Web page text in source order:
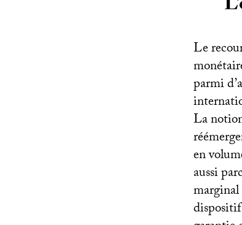
Le
parmi
La
en
aussi
marginal